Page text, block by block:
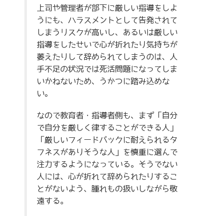
上司や管理者が部下に厳しい指導をしよ
うにも、ハラスメントとして告発されて
しまうリスクが高いし、あるいは厳しい
指導をしたせいで心が折れたり気持ちが
萎えたりして辞められてしまうのは、人
手不足の状況では死活問題になってしま
いかねないため、うかつに踏み込めな
い。
なので教育者・指導者側も、まず「自分
で自分を厳しく律することができる人」
「厳しいフィードバックに耐えられるタ
フネスがありそうな人」を慎重に選んで
注力するようになっている。そうでない
人には、心が折れて辞められたりするこ
とがないよう、腫れもの扱いしながら敬
遠する。